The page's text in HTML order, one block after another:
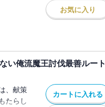
力の
お気に入り
い俺流魔王討伐最善ルート
、献策
たらし
カートに入れる